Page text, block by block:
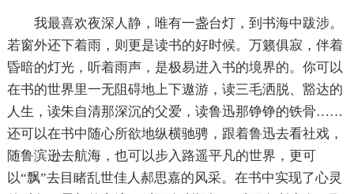
我最喜欢夜深人静，唯有一盏台灯，到书海中跋涉。
若窗外还下着雨，则更是读书的好时候。万籁俱寂，伴着
昏暗的灯光，听着雨声，是极易进入书的境界的。你可以
在书的世界里一无阻碍地上下遨游，读三毛洒脱、豁达的
人生，读朱自清那深沉的父爱，读鲁迅那铮铮的铁骨……
还可以在书中随心所欲地纵横驰骋，跟着鲁迅去看社戏，
随鲁滨逊去航海，也可以步入路遥平凡的世界，更可
以“飘”去目睹乱世佳人郝思嘉的风采。在书中实现了心灵